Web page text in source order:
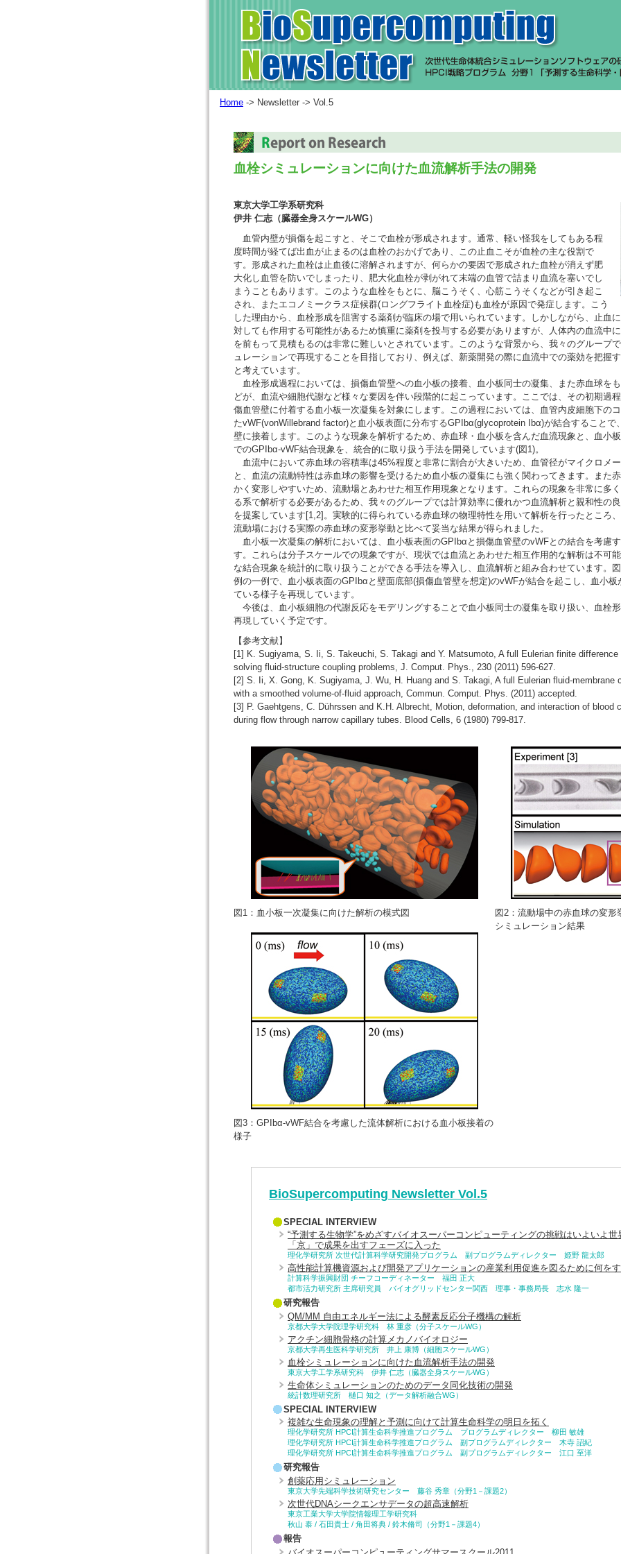
Home -> Newsletter -> Vol.5
血栓シミュレーションに向けた血流解析手法の開発
東京大学工学系研究科
伊井 仁志（臓器全身スケールWG）
血管内壁が損傷を起こすと、そこで血栓が形成されます。通常、軽い怪我をしてもある程
度時間が経てば出血が止まるのは血栓のおかげであり、この止血こそが血栓の主な役割で
す。形成された血栓は止血後に溶解されますが、何らかの要因で形成された血栓が消えず肥
大化し血管を防いでしまったり、肥大化血栓が剥がれて末端の血管で詰まり血流を塞いでし
まうこともあります。このような血栓をもとに、脳こうそく、心筋こうそくなどが引き起こ
され、またエコノミークラス症候群(ロングフライト血栓症)も血栓が原因で発症します。こう
した理由から、血栓形成を阻害する薬剤が臨床の場で用いられています。しかしながら、止血
対しても作用する可能性があるため慎重に薬剤を投与する必要がありますが、人体内の血流中
を前もって見積もるのは非常に難しいとされています。このような背景から、我々のグループ
ュレーションで再現することを目指しており、例えば、新薬開発の際に血流中での薬効を把握
と考えています。
血栓形成過程においては、損傷血管壁への血小板の接着、血小板同士の凝集、また赤血球を
どが、血流や細胞代謝など様々な要因を伴い段階的に起こっています。ここでは、その初期過
傷血管壁に付着する血小板一次凝集を対象にします。この過程においては、血管内皮細胞下の
たvWF(vonWillebrand factor)と血小板表面に分布するGPIbα(glycoprotein Ibα)が結合することで
壁に接着します。このような現象を解析するため、赤血球・血小板を含んだ血流現象と、血小
でのGPIbα-vWF結合現象を、統合的に取り扱う手法を開発しています(図1)。
血流中において赤血球の容積率は45%程度と非常に割合が大きいため、血管径がマイクロメ
と、血流の流動特性は赤血球の影響を受けるため血小板の凝集にも強く関わってきます。また
かく変形しやすいため、流動場とあわせた相互作用現象となります。これらの現象を非常に多
る系で解析する必要があるため、我々のグループでは計算効率に優れかつ血流解析と親和性の
を提案しています[1,2]。実験的に得られている赤血球の物理特性を用いて解析を行ったところ
流動場における実際の赤血球の変形挙動と比べて妥当な結果が得られました。
血小板一次凝集の解析においては、血小板表面のGPIbαと損傷血管壁のvWFとの結合を考慮
す。これらは分子スケールでの現象ですが、現状では血流とあわせた相互作用的な解析は不可
な結合現象を統計的に取り扱うことができる手法を導入し、血流解析と組み合わせています。
例の一例で、血小板表面のGPIbαと壁面底部(損傷血管壁を想定)のvWFが結合を起こし、血小板
ている様子を再現しています。
今後は、血小板細胞の代謝反応をモデリングすることで血小板同士の凝集を取り扱い、血栓
再現していく予定です。
【参考文献】
[1] K. Sugiyama, S. Ii, S. Takeuchi, S. Takagi and Y. Matsumoto, A full Eulerian finite difference
solving fluid-structure coupling problems, J. Comput. Phys., 230 (2011) 596-627.
[2] S. Ii, X. Gong, K. Sugiyama, J. Wu, H. Huang and S. Takagi, A full Eulerian fluid-membrane
with a smoothed volume-of-fluid approach, Commun. Comput. Phys. (2011) accepted.
[3] P. Gaehtgens, C. Dührssen and K.H. Albrecht, Motion, deformation, and interaction of blood
during flow through narrow capillary tubes. Blood Cells, 6 (1980) 799-817.
図1：血小板一次凝集に向けた解析の模式図
図2：流動場中の赤血球の変形
シミュレーション結果
図3：GPIbα-vWF結合を考慮した流体解析における血小板接着の
様子
BioSupercomputing Newsletter Vol.5
SPECIAL INTERVIEW
“予測する生物学”をめざすバイオスーパーコンピューティングの挑戦はいよいよ世
「京」で成果を出すフェーズに入った
理化学研究所 次世代計算科学研究開発プログラム 副プログラムディレクター 姫野 龍太郎
高性能計算機資源および開発アプリケーションの産業利用促進を図るために何を
計算科学振興財団 チーフコーディネーター 福田 正大
都市活力研究所 主席研究員 バイオグリッドセンター関西 理事・事務局長 志水 隆一
研究報告
QM/MM 自由エネルギー法による酵素反応分子機構の解析
京都大学大学院理学研究科 林 重彦（分子スケールWG）
アクチン細胞骨格の計算メカノバイオロジー
京都大学再生医科学研究所 井上 康博（細胞スケールWG）
血栓シミュレーションに向けた血流解析手法の開発
東京大学工学系研究科 伊井 仁志（臓器全身スケールWG）
生命体シミュレーションのためのデータ同化技術の開発
統計数理研究所 樋口 知之（データ解析融合WG）
SPECIAL INTERVIEW
複雑な生命現象の理解と予測に向けて計算生命科学の明日を拓く
理化学研究所 HPCI計算生命科学推進プログラム プログラムディレクター 柳田 敏雄
理化学研究所 HPCI計算生命科学推進プログラム 副プログラムディレクター 木寺 詔紀
理化学研究所 HPCI計算生命科学推進プログラム 副プログラムディレクター 江口 至洋
研究報告
創薬応用シミュレーション
東京大学先端科学技術研究センター 藤谷 秀章（分野1－課題2）
次世代DNAシークエンサデータの超高速解析
東京工業大学大学院情報理工学研究科
秋山 泰 / 石田貴士 / 角田将典 / 鈴木脩司（分野1－課題4）
報告